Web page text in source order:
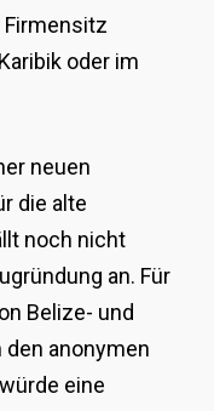
Firmensitz
oder im
neuen
die alte
noch nicht
an. Für
Belize- und
den anonymen
eine